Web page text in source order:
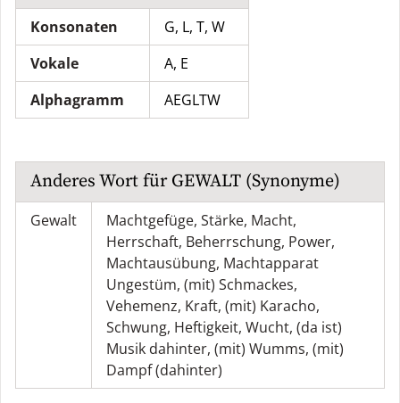
Konsonaten
G, L, T, W
Vokale
A, E
Alphagramm
AEGLTW
Anderes Wort für GEWALT (Synonyme)
Gewalt Machtgefüge, Stärke, Macht,
Herrschaft, Beherrschung, Power,
Machtausübung, Machtapparat
Ungestüm, (mit) Schmackes,
Vehemenz, Kraft, (mit) Karacho,
Schwung, Heftigkeit, Wucht, (da ist)
Musik dahinter, (mit) Wumms, (mit)
Dampf (dahinter)